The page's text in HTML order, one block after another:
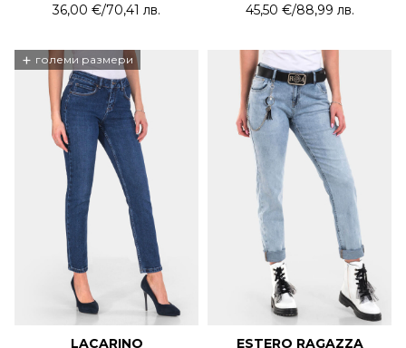
36,00 €/70,41 лв. 45,50 €/88,99 лв.
+ големи размери
LACARINO ESTERO RAGAZZA